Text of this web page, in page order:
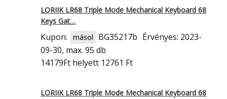
LORIIK LR68 Triple Mode Mechanical Keyboard 68
Keys Gat…
Kupon: másol BG35217b Érvényes: 2023-
09-30, max. 95 db
14179Ft helyett 12761 Ft
LORIIK LR68 Triple Mode Mechanical Keyboard 68